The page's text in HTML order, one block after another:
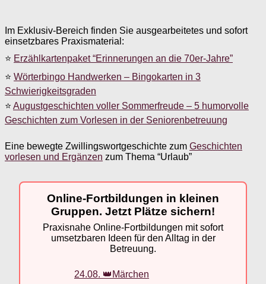
Im Exklusiv-Bereich finden Sie ausgearbeitetes und sofort
einsetzbares Praxismaterial:
⭐ Erzählkartenpaket “Erinnerungen an die 70er-Jahre”
⭐ Wörterbingo Handwerken – Bingokarten in 3
Schwierigkeitsgraden
⭐ Augustgeschichten voller Sommerfreude – 5 humorvolle
Geschichten zum Vorlesen in der Seniorenbetreuung
Eine bewegte Zwillingswortgeschichte zum Geschichten
vorlesen und Ergänzen zum Thema “Urlaub”
Online-Fortbildungen in kleinen
Gruppen. Jetzt Plätze sichern!
Praxisnahe Online-Fortbildungen mit sofort
umsetzbaren Ideen für den Alltag in der
Betreuung.
24.08. 👑Märchen